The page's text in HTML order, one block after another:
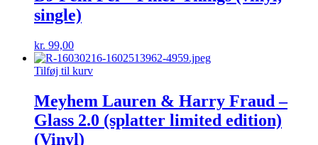
single)
kr. 99,00
Tilføj til kurv
Meyhem Lauren & Harry Fraud –
Glass 2.0 (splatter limited edition)
(Vinyl)